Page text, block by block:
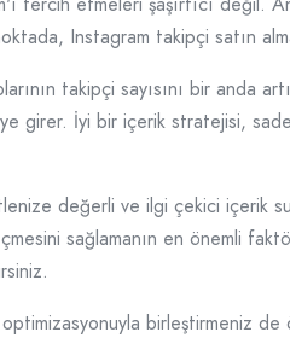
Instagram takipçi satın
takipçi sayısını bir anda
girer. İyi bir içerik stratejisi,
değerli ve ilgi çekici içerik
sağlamanın en önemli
birleştirmeniz